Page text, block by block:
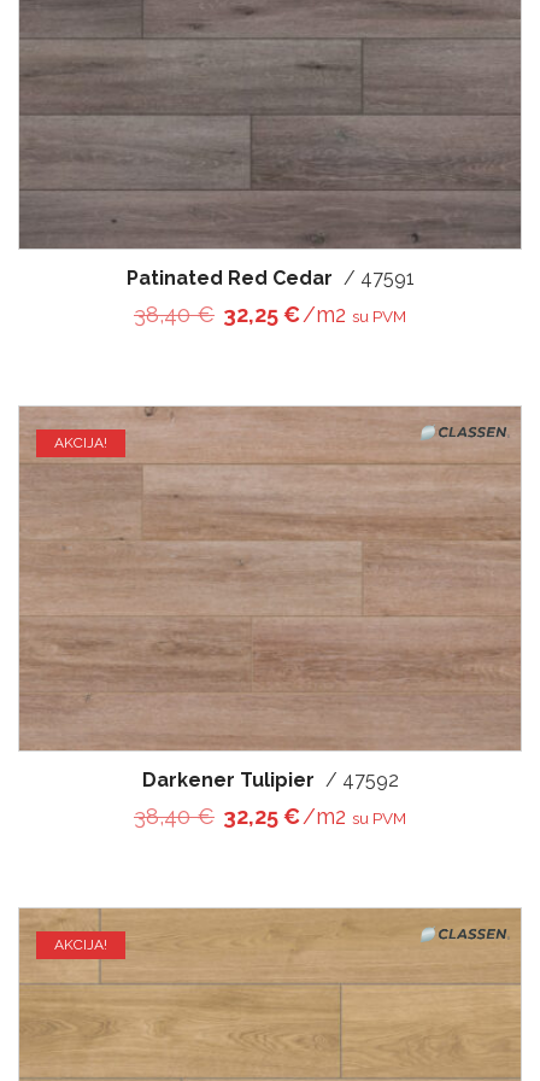
Patinated Red Cedar / 47591
38,40€ Original price was: 38,40 €.
32,25€Current price is: 32,25
/m2 su PVM
AKCIJA!
Darkener Tulipier / 47592
38,40€ Original price was: 38,40 €.
32,25€Current price is: 32,25
/m2 su PVM
AKCIJA!